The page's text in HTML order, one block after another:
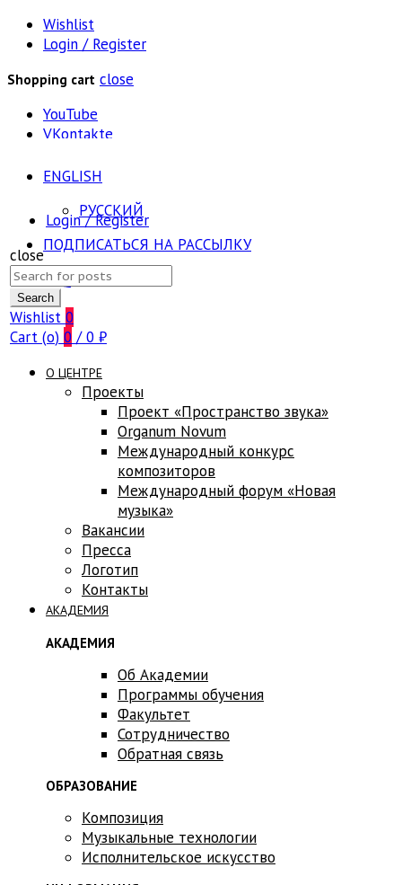
Wishlist
Login / Register
Shopping cart close
YouTube
VKontakte
ENGLISH
РУССКИЙ
ПОДПИСАТЬСЯ НА РАССЫЛКУ
FAQ
Login / Register
close
Search
for:
Search
Wishlist 0
Cart (o) 0 / 0 ₽
О ЦЕНТРЕ
Проекты
Проект «Пространство звука»
Оrganum Novum
Международный конкурс
композиторов
Международный форум «Новая
музыка»
Вакансии
Пресса
Логотип
Контакты
АКАДЕМИЯ
АКАДЕМИЯ
Об Академии
Программы обучения
Факультет
Сотрудничество
Обратная связь
ОБРАЗОВАНИЕ
Композиция
Музыкальные технологии
Исполнительское искусство